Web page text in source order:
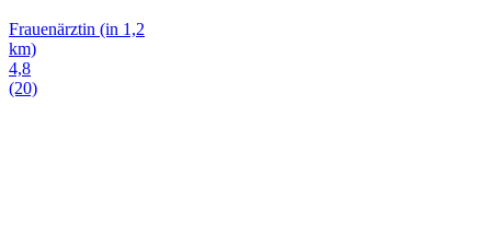
Frauenärztin (in 1,2
km)
4,8
(20)